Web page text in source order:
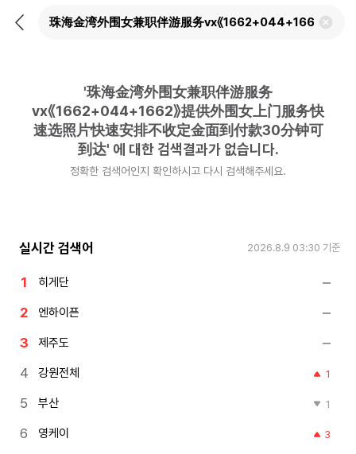
뒤
검
'珠海金湾外围女兼职伴游服务
vx《1662+044+1662》提供外围女上门服务快
速选照片快速安排不收定金面到付款30分钟可
到达' 에 대한 검색결과가 없습니다.
정확한 검색어인지 확인하시고 다시 검색해주세요.
실시간 검색어 2026.8.9 03:30 기준
히게단
엔하이픈
제주도
강원전체 1
부산 1
영케이 3